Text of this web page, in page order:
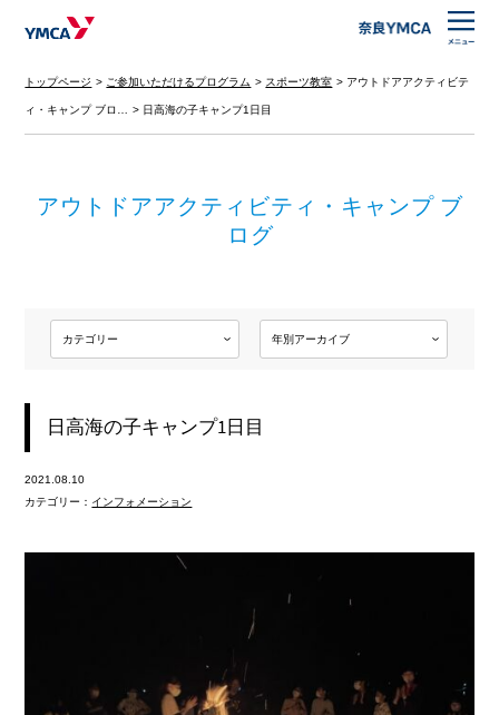
トップページ ご参加いただけるプログラム スポーツ教室 アウトドアアクティビテ
ィ・キャンプ ブロ… 日高海の子キャンプ1日目
アウトドアアクティビティ・キャンプ ブ
ログ
日高海の子キャンプ1日目
2021.08.10
カテゴリー： インフォメーション